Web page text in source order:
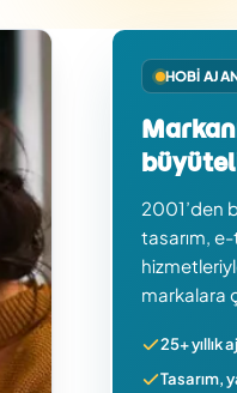
HOBI
2001’den
tasarım,
markalara
25+ yıllık
Tasarım,